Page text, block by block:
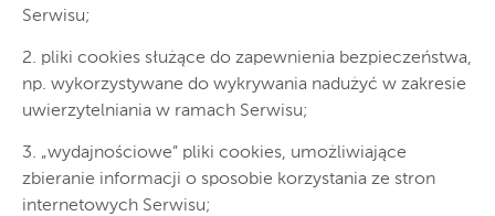
Serwisu;
2. pliki cookies służące do zapewnienia bezpieczeństwa,
np. wykorzystywane do wykrywania nadużyć w zakresie
uwierzytelniania w ramach Serwisu;
3. „wydajnościowe” pliki cookies, umożliwiające
zbieranie informacji o sposobie korzystania ze stron
internetowych Serwisu;